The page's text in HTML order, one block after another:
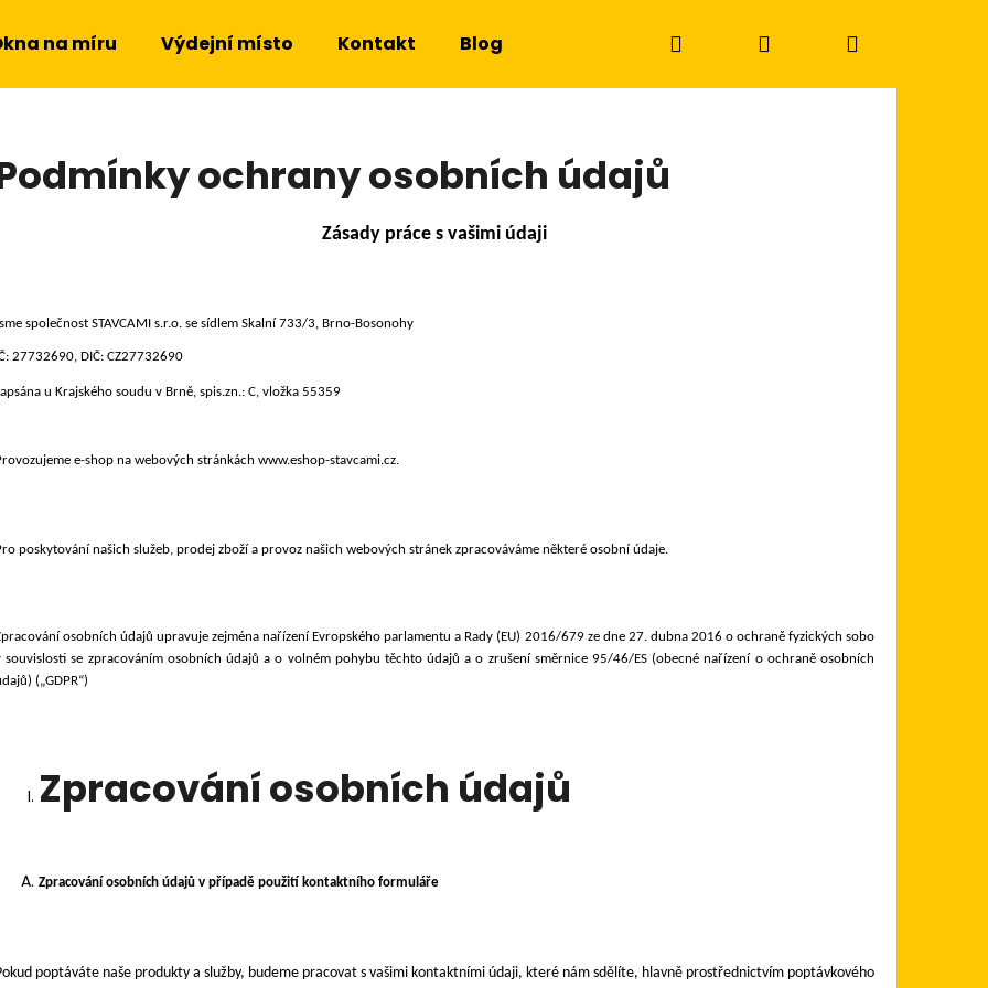
na míru Výdejní místo Kontakt Blog Hledat PřihlášeníNákupní
ochrany osobních údajů
Zásady práce s vašimi údaji
společnost STAVCAMI s.r.o. se sídlem Skalní 733/3, Brno-Bosonohy
27732690, DIČ: CZ27732690
u Krajského soudu v Brně, spis.zn.: C, vložka 55359
e-shop na webových stránkách www.eshop-stavcami.cz.
poskytovánínašich služeb, prodej zboží a provoz našich webových stránek zpracováváme některé osobní údaje.
osobních údajů upravuje zejména nařízení Evropského parlamentu a Rady (EU) 2016/679 ze dne 27. dubna 2016 o ochraně fyzických sobo
souvislosti se zpracováním osobních údajů a o volném pohybu těchto údajů a o zrušení směrnice 95/46/ES (obecné nařízení o ochraně osobních
(„GDPR“)
Zpracování osobních údajů
Zpracování osobních údajů v případě použití kontaktního formuláře
poptáváte naše produkty a služby, budeme pracovat s vašimi kontaktními údaji, které nám sdělíte, hlavně prostřednictvím poptávkového
HLEDAT
900 Kč